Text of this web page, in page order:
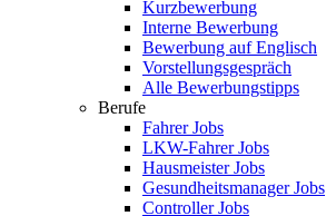
Kurzbewerbung
Interne Bewerbung
Bewerbung auf Englisch
Vorstellungsgespräch
Alle Bewerbungstipps
Berufe
Fahrer Jobs
LKW-Fahrer Jobs
Hausmeister Jobs
Gesundheitsmanager Jobs
Controller Jobs